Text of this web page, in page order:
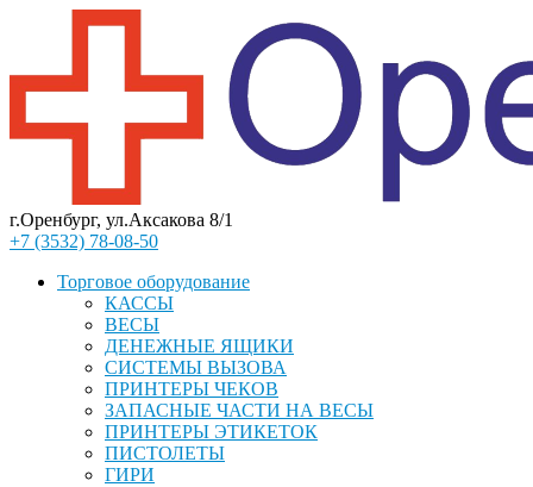
г.Оренбург, ул.Аксакова 8/1
+7 (3532) 78-08-50
Торговое оборудование
КАССЫ
ВЕСЫ
ДЕНЕЖНЫЕ ЯЩИКИ
СИСТЕМЫ ВЫЗОВА
ПРИНТЕРЫ ЧЕКОВ
ЗАПАСНЫЕ ЧАСТИ НА ВЕСЫ
ПРИНТЕРЫ ЭТИКЕТОК
ПИСТОЛЕТЫ
ГИРИ